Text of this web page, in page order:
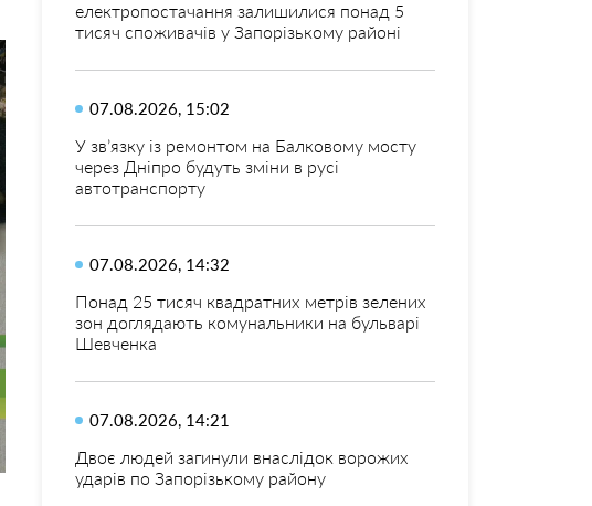
електропостачання залишилися понад 5
тисяч споживачів у Запорізькому районі
07.08.2026, 15:02
У зв’язку із ремонтом на Балковому мосту
через Дніпро будуть зміни в русі
автотранспорту
07.08.2026, 14:32
Понад 25 тисяч квадратних метрів зелених
зон доглядають комунальники на бульварі
Шевченка
07.08.2026, 14:21
Двоє людей загинули внаслідок ворожих
ударів по Запорізькому району